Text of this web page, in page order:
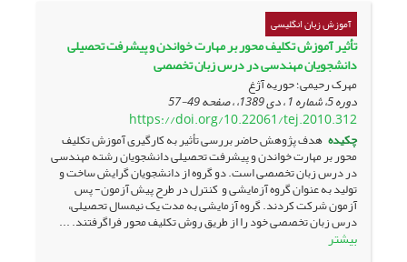
آموزش زبان انگلیسی
تأثیر آموزش تکلیف محور بر مهارت خواندن و پیشرفت تحصیلی
دانشجویان مهندسی در درس زبان تخصصی
مهرک رحیمی؛ حوریه آژغ
دوره 5، شماره 1 ، دی 1389، ، صفحه 49-57
https://doi.org/10.22061/tej.2010.312
چکیده هدف پژوهش حاضر بررسی تأثیر به کارگیری آموزش تکلیف
محور بر مهارت خواندن و پیشرفت تحصیلی دانشجویان رشته مهندسی
در درس زبان تخصصی است. دو گروه از دانشجویان گرایش ساخت و
تولید به عنوان گروه آزمایشی و کنترل در طرح پیش آزمون- پس
آزمون شرکت کردند. گروه آزمایشی به مدت یک نیمسال تحصیلی،
درس زبان تخصصی خود را از طریق روش تکلیف محور فراگرفتند. ...
بیشتر